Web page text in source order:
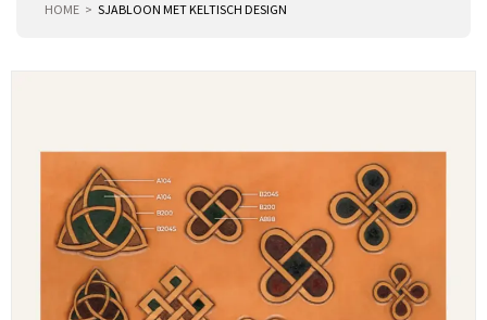
Verzending
Aanbiedingen
HOME SJABLOON MET KELTISCH DESIGN